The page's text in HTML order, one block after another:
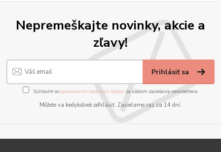
Nepremeškajte novinky, akcie a
zľavy!
Prihlásiť sa
Súhlasím sospracovaním osobných údajov za účelom zasielania newslettera.
Môžete sa kedykoľvek odhlásiť. Zasielame raz za 14 dní.